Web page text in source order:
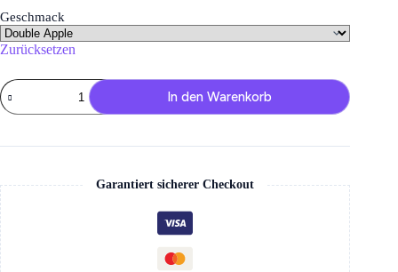
war:
49,99 €
26,99 €.
Geschmack
Zurücksetzen
Vozol
Vape
Rave
Menge
In den Warenkorb
Garantiert sicherer Checkout